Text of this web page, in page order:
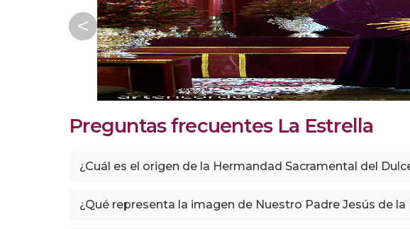
Preguntas frecuentes La Estrella
¿Cuál es el origen de la Hermandad Sacramental del
¿Qué representa la imagen de Nuestro Padre Jesús de la